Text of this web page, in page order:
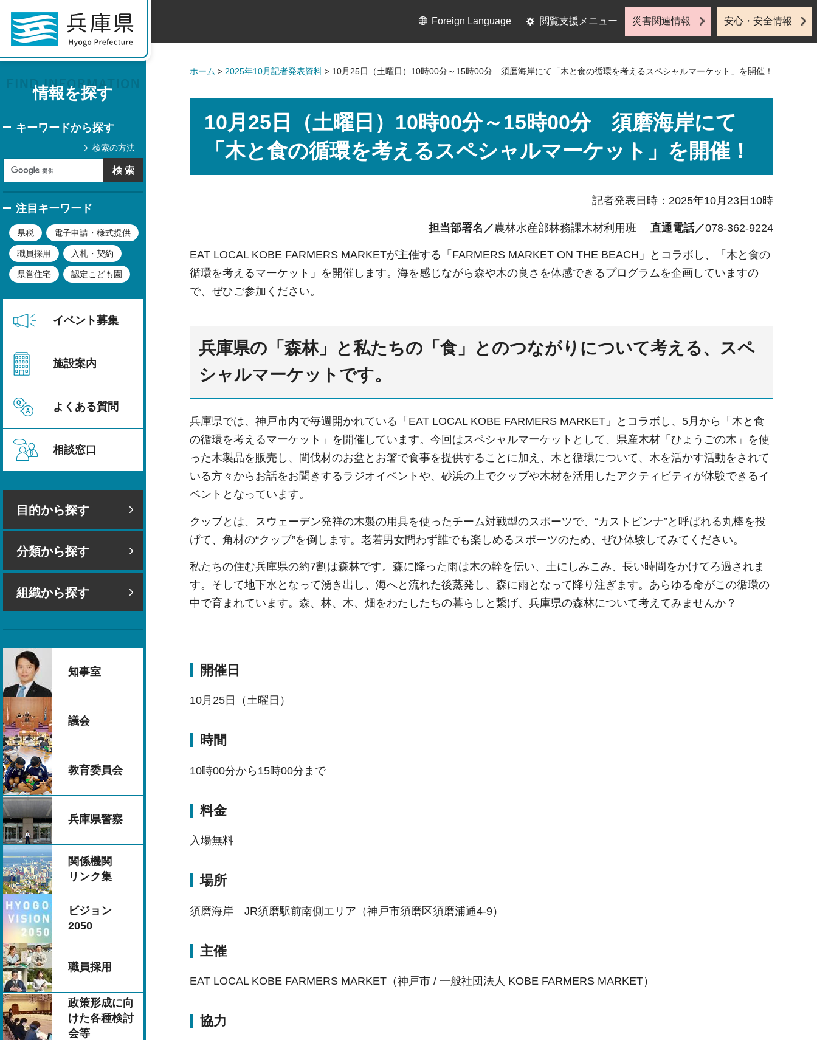
情報を探す
キーワードから探す
検索の方法
注目キーワード
県税 電子申請・様式提供
職員採用 入札・契約
県営住宅 認定こども園
イベント募集
施設案内
よくある質問
相談窓口
目的から探す
分類から探す
組織から探す
知事室
議会
教育委員会
兵庫県警察
関係機関
リンク集
ビジョン
2050
職員採用
政策形成に向
けた各種検討
会等
Foreign Language 閲覧支援メニュー 災害関連情報 安心・安全情報
ホーム > 2025年10月記者発表資料 > 10月25日（土曜日）10時00分～15時00分 須磨海岸にて「木と食の循環を考えるスペシャルマーケット」を開催！
10月25日（土曜日）10時00分～15時00分 須磨海岸にて
「木と食の循環を考えるスペシャルマーケット」を開催！
記者発表日時：2025年10月23日10時
担当部署名／ 農林水産部林務課木材利用班 直通電話／078-362-9224
EAT LOCAL KOBE FARMERS MARKETが主催する「FARMERS MARKET ON THE BEACH」とコラボし、「木と食の
循環を考えるマーケット」を開催します。海を感じながら森や木の良さを体感できるプログラムを企画していますの
で、ぜひご参加ください。
兵庫県の「森林」と私たちの「食」とのつながりについて考える、スペ
シャルマーケットです。
兵庫県では、神戸市内で毎週開かれている「EAT LOCAL KOBE FARMERS MARKET」とコラボし、5月から「木と食
の循環を考えるマーケット」を開催しています。今回はスペシャルマーケットとして、県産木材「ひょうごの木」を使
った木製品を販売し、間伐材のお盆とお箸で食事を提供することに加え、木と循環について、木を活かす活動をされて
いる方々からお話をお聞きするラジオイベントや、砂浜の上でクッブや木材を活用したアクティビティが体験できるイ
ベントとなっています。
クッブとは、スウェーデン発祥の木製の用具を使ったチーム対戦型のスポーツで、“カストピンナ”と呼ばれる丸棒を投
げて、角材の“クッブ”を倒します。老若男女問わず誰でも楽しめるスポーツのため、ぜひ体験してみてください。
私たちの住む兵庫県の約7割は森林です。森に降った雨は木の幹を伝い、土にしみこみ、長い時間をかけてろ過されま
す。そして地下水となって湧き出し、海へと流れた後蒸発し、森に雨となって降り注ぎます。あらゆる命がこの循環の
中で育まれています。森、林、木、畑をわたしたちの暮らしと繋げ、兵庫県の森林について考えてみませんか？
開催日
10月25日（土曜日）
時間
10時00分から15時00分まで
料金
入場無料
場所
須磨海岸 JR須磨駅前南側エリア（神戸市須磨区須磨浦通4-9）
主催
EAT LOCAL KOBE FARMERS MARKET（神戸市 / 一般社団法人 KOBE FARMERS MARKET）
協力